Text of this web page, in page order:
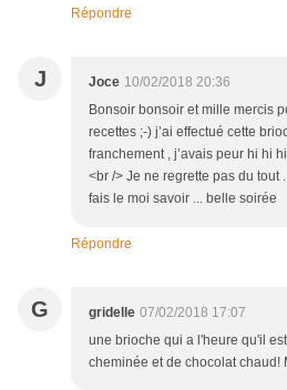
Répondre
J Joce 10/02/2018 20:36
Bonsoir bonsoir et mille mercis
recettes ;-) j’ai effectué cette
franchement , j’avais peur hi hi
<br /> Je ne regrette pas du tout
fais le moi savoir ... belle soirée
Répondre
G gridelle 07/02/2018 17:07
une brioche qui a l'heure qu'il
cheminée et de chocolat chaud!